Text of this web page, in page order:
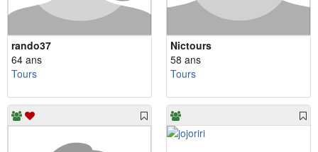
rando37
64 ans
Tours
Nictours
58 ans
Tours